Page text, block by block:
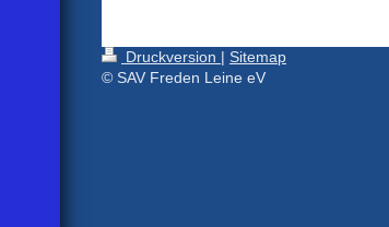
Druckversion | Sitemap
© SAV Freden Leine eV